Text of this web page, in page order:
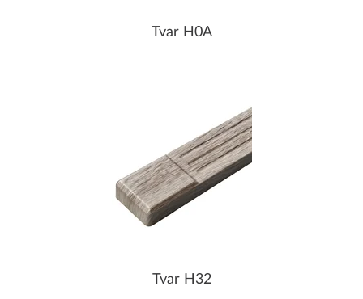
Tvar H0A
Tvar H32